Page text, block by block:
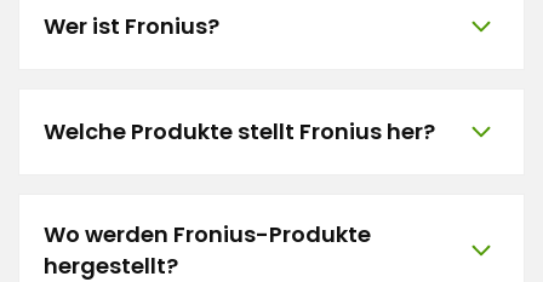
Wer ist Fronius?
Welche Produkte stellt Fronius her?
Wo werden Fronius-Produkte
hergestellt?